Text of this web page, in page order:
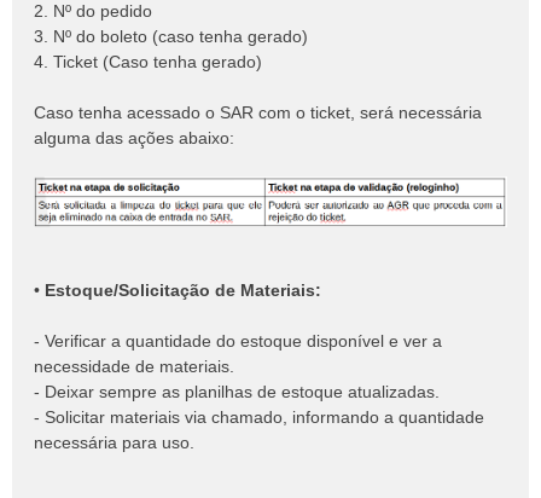
2. Nº do pedido
3. Nº do boleto (caso tenha gerado)
4. Ticket (Caso tenha gerado)
Caso tenha acessado o SAR com o ticket, será necessária
alguma das ações abaixo:
• Estoque/Solicitação de Materiais:
- Verificar a quantidade do estoque disponível e ver a
necessidade de materiais.
- Deixar sempre as planilhas de estoque atualizadas.
- Solicitar materiais via chamado, informando a quantidade
necessária para uso.